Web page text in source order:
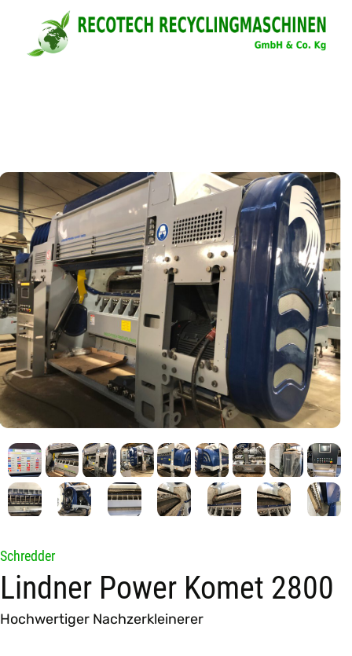
Schredder
Lindner Power Komet 2800
Hochwertiger Nachzerkleinerer